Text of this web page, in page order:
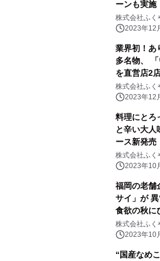
ーンも実施
株式会社ふく
2023年12
業界初！あ
多名物、
を直営店2
株式会社ふく
2023年12
料理にとろ
と辛い大人
ース新発売
株式会社ふく
2023年10
福岡の老舗
サイ」が 異
食欲の秋に
株式会社ふく
2023年10
“国産なめ